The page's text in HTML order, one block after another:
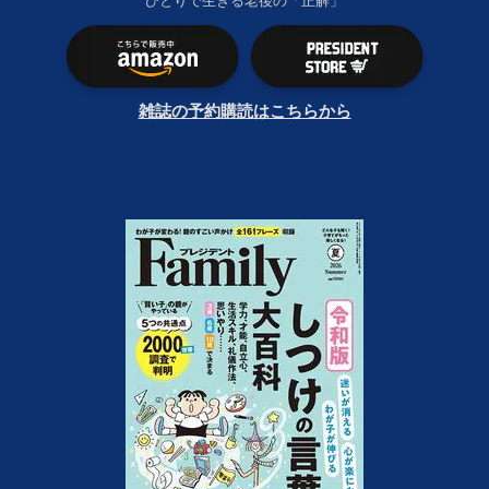
雑誌の予約購読はこちらから